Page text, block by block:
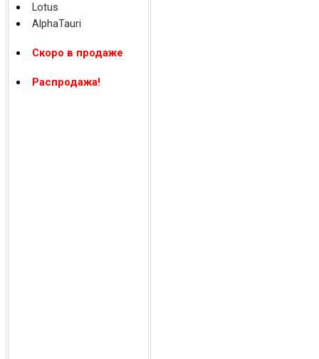
Lotus
AlphaTauri
Скоро в продаже
Распродажа!